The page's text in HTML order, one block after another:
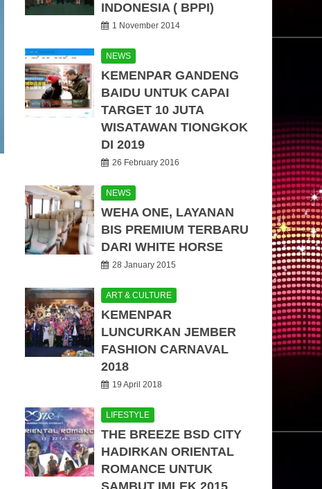
INDONESIA ( BPPI)
1 November 2014
NEWS
KEMENPAR GANDENG
BAIDU UNTUK CAPAI
TARGET 10 JUTA
WISATAWAN TIONGKOK
DI 2019
26 February 2016
NEWS
WEHA ONE, LAYANAN
BIS PREMIUM TERBARU
DARI WHITE HORSE
28 January 2015
ART & CULTURE
KEMENPAR
LUNCURKAN JEMBER
FASHION CARNAVAL
2018
19 April 2018
LIFESTYLE
THE BREEZE BSD CITY
HADIRKAN ORIENTAL
ROMANCE UNTUK
SAMBUT IMLEK 2015